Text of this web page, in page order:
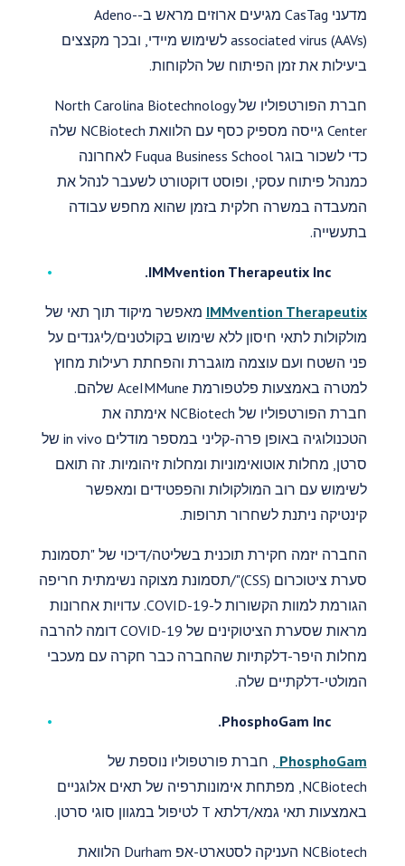
מדעני CasTag מגיעים ארוזים מראש ב-Adeno-
associated virus (AAVs) לשימוש מיידי, ובכך מקצצים
ביעילות את זמן הפיתוח של הלקוחות.
חברת הפורטפוליו של North Carolina Biotechnology
Center גייסה מספיק כסף עם הלוואת NCBiotech שלה
כדי לשכור בוגר Fuqua Business School לאחרונה
כמנהל פיתוח עסקי, ופוסט דוקטורט לשעבר לנהל את
המעבדה במשרה חלקית בזמן שהוא מחפש עבודה
בתעשייה.
IMMvention Therapeutix Inc.
IMMvention Therapeutix מאפשר מיקוד תוך תאי של
מולקולות לתאי חיסון ללא שימוש בקולטנים/ליגנדים על
פני השטח ועם עוצמה מוגברת והפחתת רעילות מחוץ
למטרה באמצעות פלטפורמת AceIMMune שלהם.
חברת הפורטפוליו של NCBiotech אימתה את
הטכנולוגיה באופן פרה-קליני במספר מודלים in vivo של
סרטן, מחלות אוטואימוניות ומחלות זיהומיות. זה תואם
לשימוש עם רוב המולקולות והפפטידים ומאפשר
קינטיקה ניתנת לשחרור תרופות.
החברה יזמה חקירת תוכנית בשליטה/דיכוי של "תסמונת
סערת ציטוכרום (CSS)"/תסמונת מצוקה נשימתית חריפה
הגורמת למוות הקשורות ל-COVID-19. עדויות אחרונות
מראות שסערת הציטוקינים של COVID-19 דומה להרבה
מחלות היפר-דלקתיות שהחברה כבר חקרה עם מעכבי
המולטי-דלקתיים שלה.
PhosphoGam Inc.
PhosphoGam , חברת פורטפוליו נוספת של
NCBiotech, מפתחת אימונותרפיה של תאים אלוגניים
באמצעות תאי גמא/דלתא T לטיפול במגוון סוגי סרטן.
NCBiotech העניקה לסטארט-אפ Durham הלוואת